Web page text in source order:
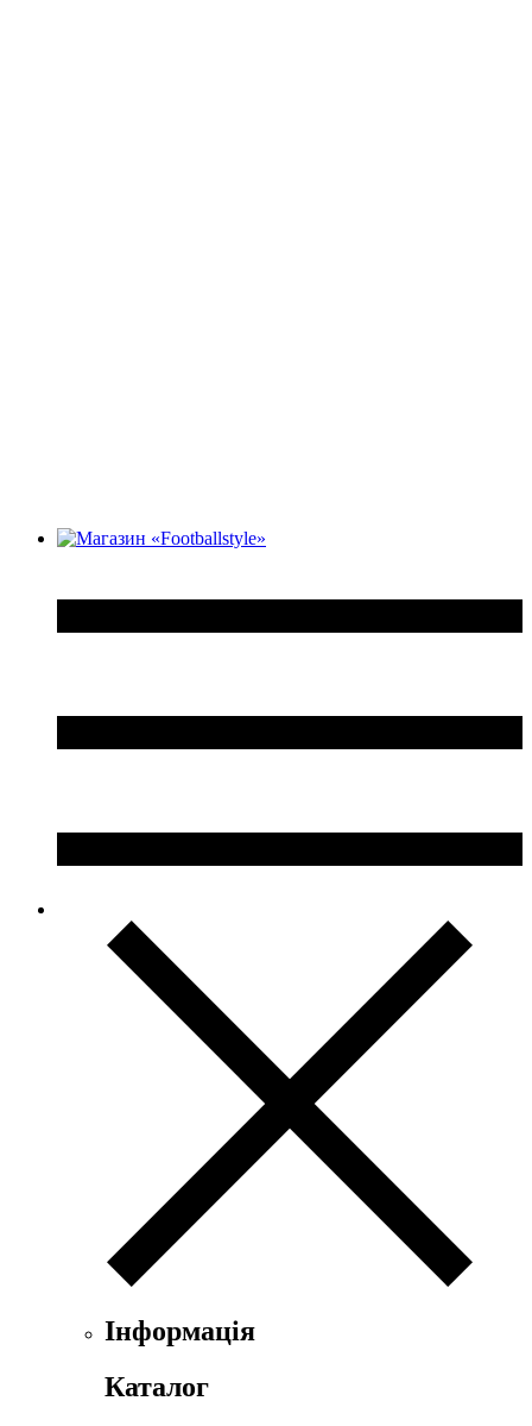
Інформація
Каталог